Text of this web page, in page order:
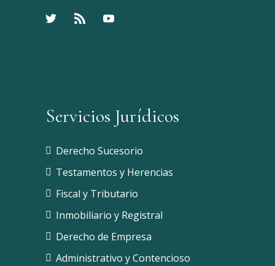
Servicios Jurídicos
Derecho Sucesorio
Testamentos y Herencias
Fiscal y Tributario
Inmobiliario y Registral
Derecho de Empresa
Administrativo y Contencioso